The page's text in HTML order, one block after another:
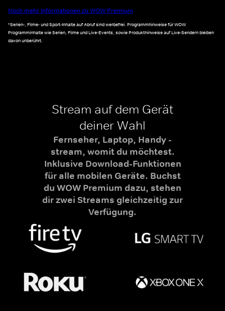
Noch mehr Informationen zu WOW Premium
*Serien-, Filme- und Sport-Inhalte auf Abruf sind werbefrei. Programmhinweise für WOW
Programminhalte wie Serien, Filme und Live-Events, sowie Produkthinweise auf Live-Sendern bleiben
davon unberührt.
Stream auf dem Gerät
deiner Wahl
Fernseher, Laptop, Handy -
stream, womit du möchtest.
Inklusive Download-Funktionen
für alle mobilen Geräte. Buchst
du WOW Premium dazu, stehen
dir zwei Streams gleichzeitig zur
Verfügung.